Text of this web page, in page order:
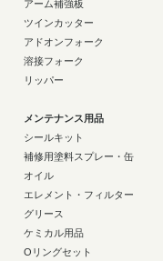
アーム補強板
ツインカッター
アドオンフォーク
溶接フォーク
リッパー
メンテナンス用品
シールキット
補修用塗料スプレー・缶
オイル
エレメント・フィルター
グリース
ケミカル用品
Oリングセット